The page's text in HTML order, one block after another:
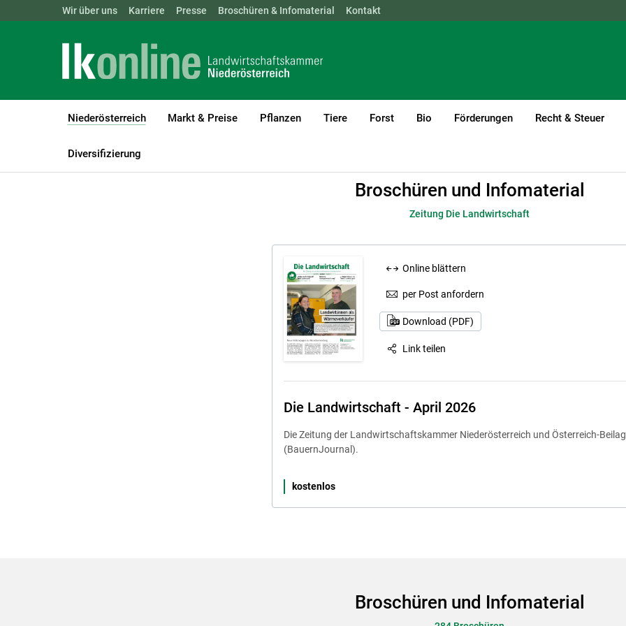
Landwirtschaftskammern: ÖSTERREICH BGLD KTN NÖ OÖ SBG
Wir über uns Karriere Presse Broschüren & Infomaterial Kontakt
Niederösterreich
(current)1
Markt & Preise Pflanzen Tiere Forst Bio Förderungen Recht & Steuer
Diversifizierung
LK Niederösterreich
Broschüren und Infomaterial
Zeitung Die Landwirtschaft
Online blättern
per Post anfordern
Download (PDF)
Link teilen
Die Landwirtschaft - April 2026
Die Zeitung der Landwirtschaftskammer Niederösterreich und Österreich-
(BauernJournal).
kostenlos
Broschüren und Infomaterial